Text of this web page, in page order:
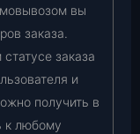
вы
заказа.
заказа
и
получить в
к любому